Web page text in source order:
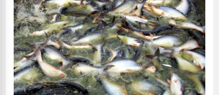
দক্ষিণ কোরিয়ার বন্দি ২৫ শতাংশ বেড়েছে
থাকুক বা না থাকুক, ইরানে একক সামরিক পদক্ষেপের
জুমার বয়ান ও নামাজ পড়াবেন দেওবন্দের